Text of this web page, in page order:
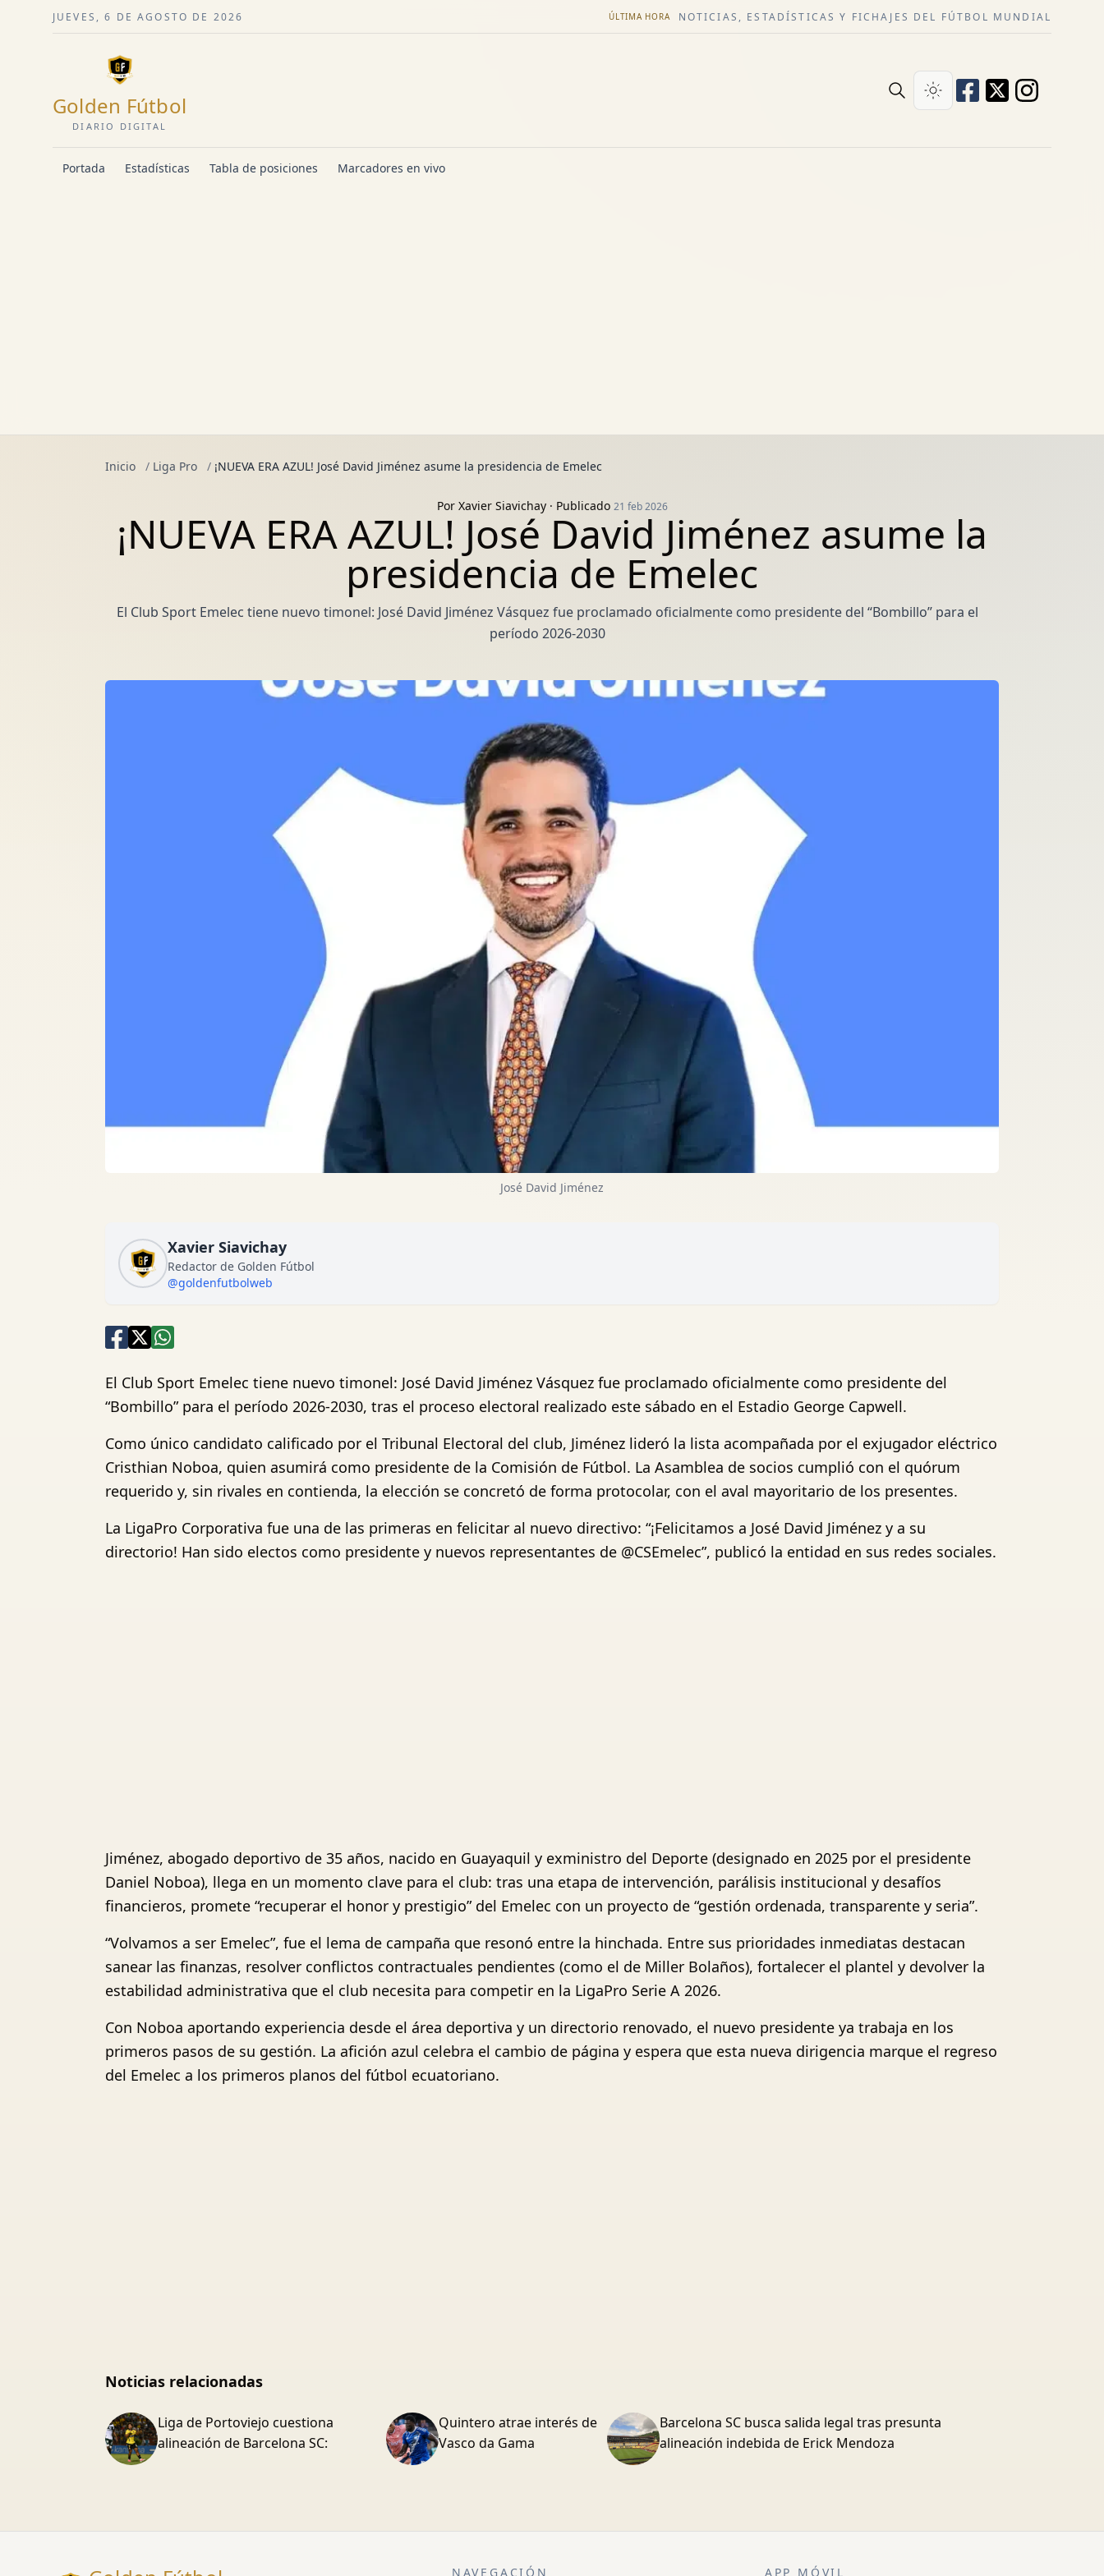
JUEVES, 6 DE AGOSTO DE 2026 ÚLTIMA HORA NOTICIAS, ESTADÍSTICAS Y FICHAJES DEL FÚTBOL MUNDIAL
Golden Fútbol
DIARIO DIGITAL
Portada Estadísticas Tabla de posiciones Marcadores en vivo
Inicio / Liga Pro / ¡NUEVA ERA AZUL! José David Jiménez asume la presidencia de Emelec
Por Xavier Siavichay· Publicado 21 feb 2026
¡NUEVA ERA AZUL! José David Jiménez asume la
presidencia de Emelec
El Club Sport Emelec tiene nuevo timonel: José David Jiménez Vásquez fue proclamado oficialmente como presidente del “Bombillo” para el
período 2026-2030
José David Jiménez
Xavier Siavichay
Redactor de Golden Fútbol
@goldenfutbolweb
El Club Sport Emelec tiene nuevo timonel: José David Jiménez Vásquez fue proclamado oficialmente como presidente del
“Bombillo” para el período 2026-2030, tras el proceso electoral realizado este sábado en el Estadio George Capwell.
Como único candidato calificado por el Tribunal Electoral del club, Jiménez lideró la lista acompañada por el exjugador eléctrico
Cristhian Noboa, quien asumirá como presidente de la Comisión de Fútbol. La Asamblea de socios cumplió con el quórum
requerido y, sin rivales en contienda, la elección se concretó de forma protocolar, con el aval mayoritario de los presentes.
La LigaPro Corporativa fue una de las primeras en felicitar al nuevo directivo: “¡Felicitamos a José David Jiménez y a su
directorio! Han sido electos como presidente y nuevos representantes de @CSEmelec”, publicó la entidad en sus redes sociales.
Jiménez, abogado deportivo de 35 años, nacido en Guayaquil y exministro del Deporte (designado en 2025 por el presidente
Daniel Noboa), llega en un momento clave para el club: tras una etapa de intervención, parálisis institucional y desafíos
financieros, promete “recuperar el honor y prestigio” del Emelec con un proyecto de “gestión ordenada, transparente y seria”.
“Volvamos a ser Emelec”, fue el lema de campaña que resonó entre la hinchada. Entre sus prioridades inmediatas destacan
sanear las finanzas, resolver conflictos contractuales pendientes (como el de Miller Bolaños), fortalecer el plantel y devolver la
estabilidad administrativa que el club necesita para competir en la LigaPro Serie A 2026.
Con Noboa aportando experiencia desde el área deportiva y un directorio renovado, el nuevo presidente ya trabaja en los
primeros pasos de su gestión. La afición azul celebra el cambio de página y espera que esta nueva dirigencia marque el regreso
del Emelec a los primeros planos del fútbol ecuatoriano.
Noticias relacionadas
Liga de Portoviejo cuestiona
alineación de Barcelona SC:
Quintero atrae interés de
Vasco da Gama
Barcelona SC busca salida legal tras presunta
alineación indebida de Erick Mendoza
NAVEGACIÓN APP MÓVIL